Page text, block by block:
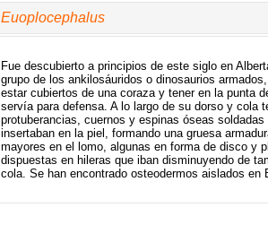
Euoplocephalus
Fue descubierto a principios de este siglo en
grupo de los ankilosáuridos o dinosaurios
estar cubiertos de una coraza y tener en la punta
servía para defensa. A lo largo de su dorso y cola
protuberancias, cuernos y espinas óseas
insertaban en la piel, formando una gruesa
mayores en el lomo, algunas en forma de disco y
dispuestas en hileras que iban disminuyendo de
cola. Se han encontrado osteodermos aislados en